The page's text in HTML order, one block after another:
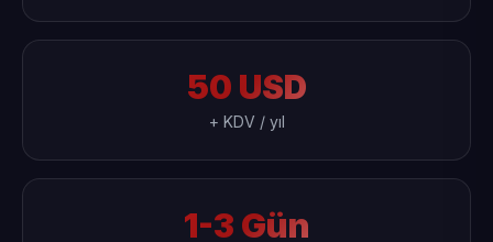
50 USD
+ KDV / yıl
1-3 Gün